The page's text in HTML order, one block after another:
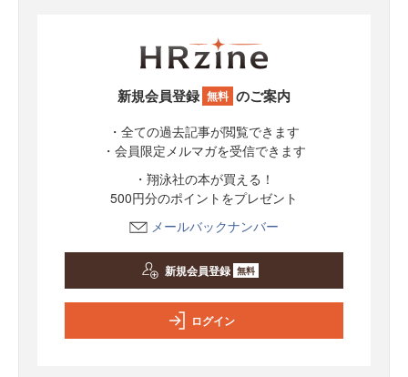
新規会員登録 無料 のご案内
・全ての過去記事が閲覧できます
・会員限定メルマガを受信できます
・翔泳社の本が買える！
500円分のポイントをプレゼント
メールバックナンバー
新規会員登録 無料
ログイン